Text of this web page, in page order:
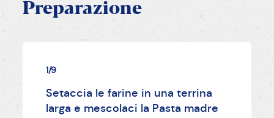
Preparazione
1/9
Setaccia le farine in una terrina
larga e mescolaci la Pasta madre